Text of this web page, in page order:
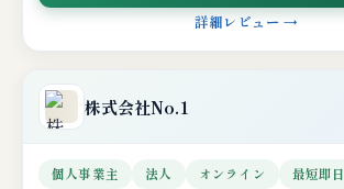
詳細レビュー →
株式会社No.1
個人事業主 法人 オンライン 最短即日